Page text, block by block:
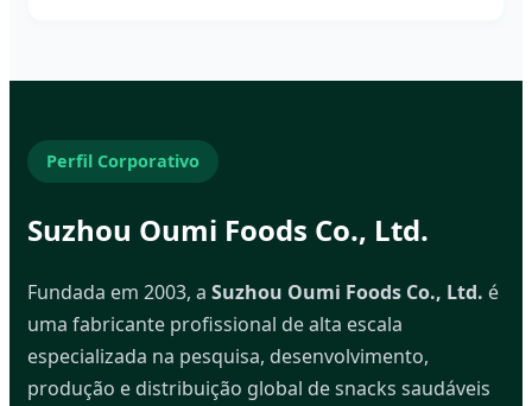
Perfil Corporativo
Suzhou Oumi Foods Co., Ltd.
Fundada em 2003, a Suzhou Oumi Foods Co., Ltd. é
uma fabricante profissional de alta escala
especializada na pesquisa, desenvolvimento,
produção e distribuição global de snacks saudáveis